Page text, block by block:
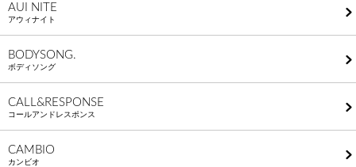
AUI NITE
アウィナイト
BODYSONG.
ボディソング
CALL&RESPONSE
コールアンドレスポンス
CAMBIO
カンビオ